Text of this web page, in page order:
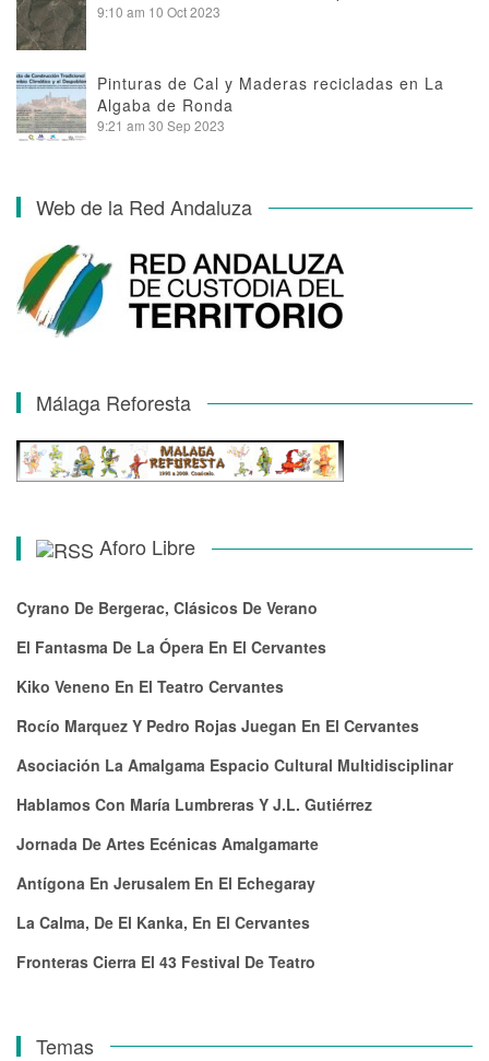
9:10 am 10 Oct 2023
Pinturas de Cal y Maderas recicladas en La
Algaba de Ronda
9:21 am 30 Sep 2023
Web de la Red Andaluza
Málaga Reforesta
Aforo Libre
Cyrano De Bergerac, Clásicos De Verano
El Fantasma De La Ópera En El Cervantes
Kiko Veneno En El Teatro Cervantes
Rocío Marquez Y Pedro Rojas Juegan En El Cervantes
Asociación La Amalgama Espacio Cultural Multidisciplinar
Hablamos Con María Lumbreras Y J.L. Gutiérrez
Jornada De Artes Ecénicas Amalgamarte
Antígona En Jerusalem En El Echegaray
La Calma, De El Kanka, En El Cervantes
Fronteras Cierra El 43 Festival De Teatro
Temas